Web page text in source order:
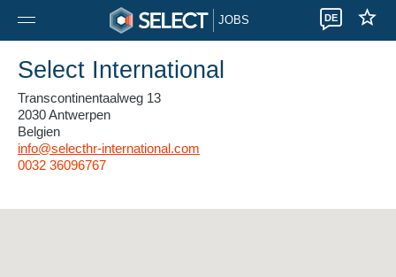
JOBS DE
Select International
Transcontinentaalweg 13
2030 Antwerpen
Belgien
info@selecthr-international.com
0032 36096767